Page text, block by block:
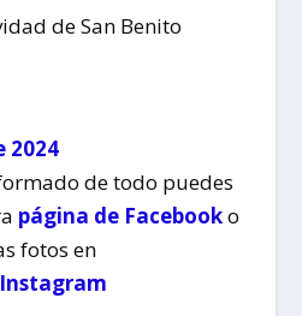
de San Benito
2024
de todo puedes
página de Facebooko
fotos en